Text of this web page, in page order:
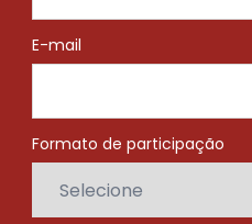
E-mail
Formato de participação